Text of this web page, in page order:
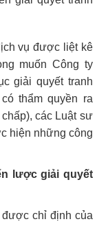
vụ được liệt kê
muốn Công ty
giải quyết tranh
thẩm quyền ra
các Luật sư
hiện những công
lược giải quyết
chỉ định của